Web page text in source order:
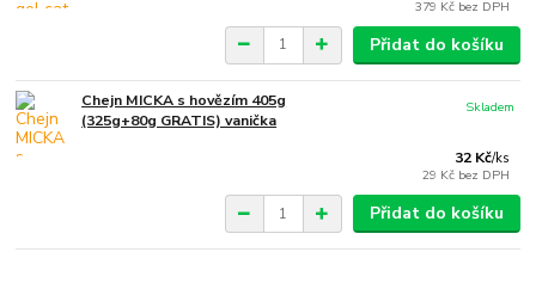
379 Kč bez DPH
Přidat do košíku
Chejn MICKA s hovězím 405g
(325g+80g GRATIS) vanička
32 Kč/ks
29 Kč bez DPH
Skladem
Přidat do košíku